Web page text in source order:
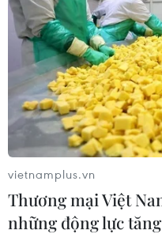
vietnamplus.vn
Thương mại Việt
những động lực